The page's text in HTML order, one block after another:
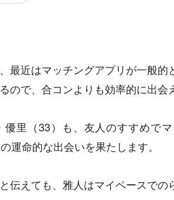
最近はマッチングアプリが一般
ので、合コンよりも効率的に出会
里（33）も、友人のすすめで
運命的な出会いを果たします。
伝えても、雅人はマイペースでの